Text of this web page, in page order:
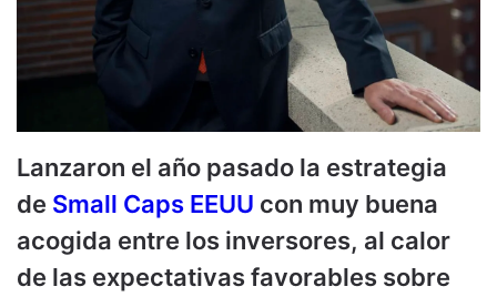
Lanzaron el año pasado la estrategia
de Small Caps EEUU con muy buena
acogida entre los inversores, al calor
de las expectativas favorables sobre